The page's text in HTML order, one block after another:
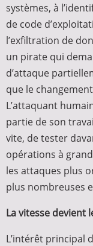
systèmes, à
de code
l’exfiltration de
un pirate qui
d’attaque
que le
L’attaquant
partie de son
vite, de tester
opérations à
les attaques plus
plus nombreuses
La vitesse devient
L’intérêt principal